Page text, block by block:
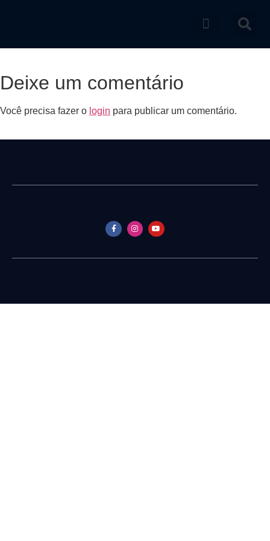
Deixe um comentário
Você precisa fazer o login para publicar um comentário.